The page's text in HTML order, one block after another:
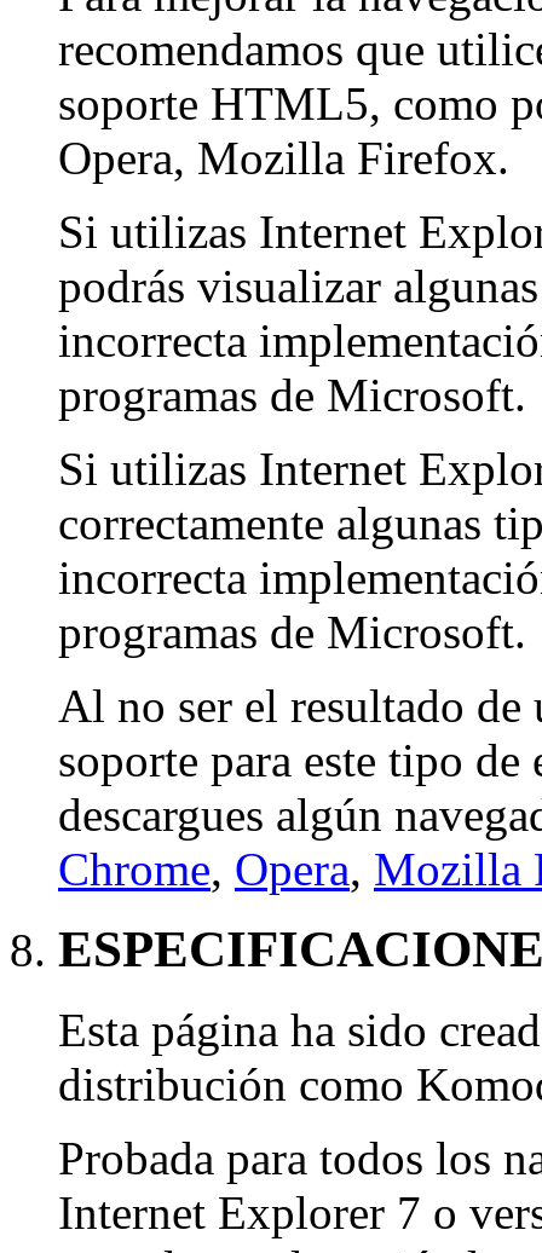
recomendamos que
soporte HTML5, como
Opera, Mozilla Firefox.
Si utilizas Internet
podrás visualizar
incorrecta
programas de Microsoft.
Si utilizas Internet
correctamente algunas
incorrecta
programas de Microsoft.
Al no ser el resultado
soporte para este tipo de
descargues algún
Chrome, Opera, Mozilla
Esta página ha sido
distribución como
Probada para todos los
Internet Explorer 7 o